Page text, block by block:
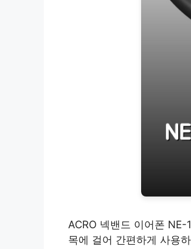
ACRO 넥밴드 이어폰
목에 걸어 간편하게 사용